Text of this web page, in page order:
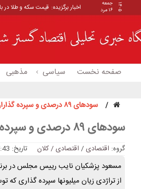
۱۴۰۵
جمعه
۱۶ مرد
اخبار برگزیده: قیمت سکه و طلا در
صفحه نخست سیاسی مذهبی
سودهای ۸۹ درصدی و سپرده‌ گذاران مالباخته
سودهای ۸۹ درصدی و سپرده‌ گذاران مالباخته
گروه: اقتصادی/ اقتصادی / کلان تاریخ: 7:43 :: 2018/01/09
مسعود پزشکیان نایب رییس مجلس در
از تراژدی زیان میلیونها سپرده گذاری